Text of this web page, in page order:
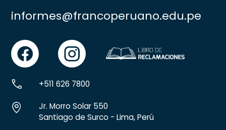
informes@francoperuano.edu.pe
facebook instgram
+511 626 7800
Jr. Morro Solar 550
Santiago de Surco - Lima, Perú